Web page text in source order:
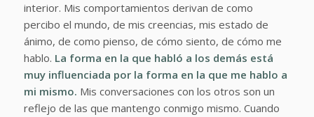
interior. Mis comportamientos derivan de como
percibo el mundo, de mis creencias, mis estado de
ánimo, de como pienso, de cómo siento, de cómo me
hablo. La forma en la que habló a los demás está
muy influenciada por la forma en la que me hablo a
mi mismo. Mis conversaciones con los otros son un
reflejo de las que mantengo conmigo mismo. Cuando